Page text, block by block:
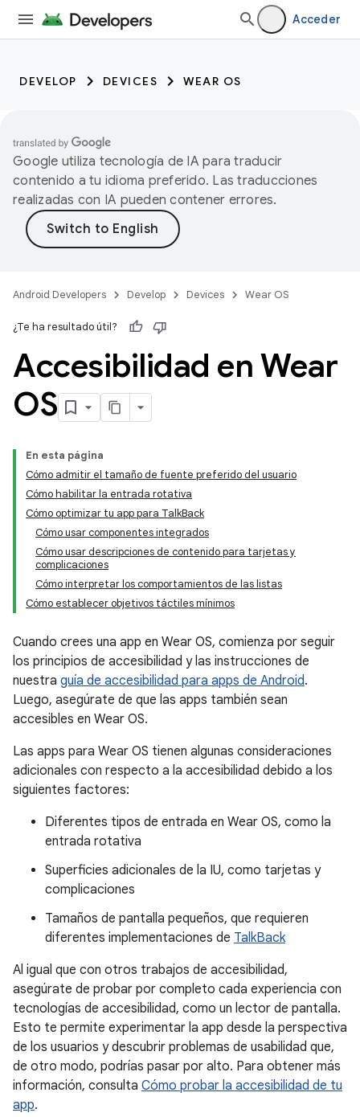
Acceder
DEVELOP DEVICES WEAR OS
Google utiliza tecnología de IA para traducir
contenido a tu idioma preferido. Las traducciones
realizadas con IA pueden contener errores.
Android Developers Develop Devices Wear OS
¿Te ha resultado útil?
Accesibilidad en Wear
OS
En esta página
Cómo admitir el tamaño de fuente preferido del usuario
Cómo habilitar la entrada rotativa
Cómo optimizar tu app para TalkBack
Cómo usar componentes integrados
Cómo usar descripciones de contenido para tarjetas y
complicaciones
Cómo interpretar los comportamientos de las listas
Cómo establecer objetivos táctiles mínimos
Cuando crees una app en Wear OS, comienza por seguir
los principios de accesibilidad y las instrucciones de
nuestra guía de accesibilidad para apps de Android.
Luego, asegúrate de que las apps también sean
accesibles en Wear OS.
Las apps para Wear OS tienen algunas consideraciones
adicionales con respecto a la accesibilidad debido a los
siguientes factores:
Diferentes tipos de entrada en Wear OS, como la
entrada rotativa
Superficies adicionales de la IU, como tarjetas y
complicaciones
Tamaños de pantalla pequeños, que requieren
diferentes implementaciones de TalkBack
Al igual que con otros trabajos de accesibilidad,
asegúrate de probar por completo cada experiencia con
tecnologías de accesibilidad, como un lector de pantalla.
Esto te permite experimentar la app desde la perspectiva
de los usuarios y descubrir problemas de usabilidad que,
de otro modo, podrías pasar por alto. Para obtener más
información, consulta Cómo probar la accesibilidad de tu
app.